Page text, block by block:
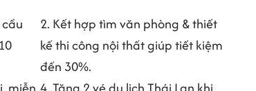
2. Kết hợp tìm văn phòng & thiết
kế thi công nội thất giúp tiết kiệm
đến 30%.